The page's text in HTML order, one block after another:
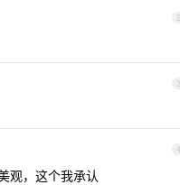
2
3
4
观，这个我承认